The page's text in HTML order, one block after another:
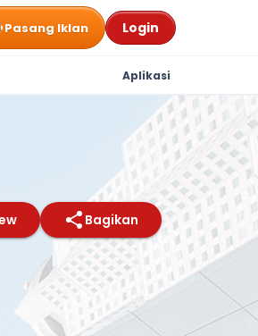
Pasang Iklan Login
Aplikasi
Bagikan